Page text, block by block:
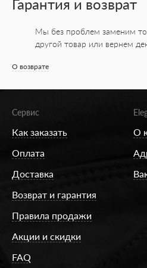
Гарантия и возврат
Мы без проблем заменим
другой товар или вернем
О возврате
Сервис
Как заказать
Оплата
Доставка
Возврат и гарантия
Правила продажи
Акции и скидки
FAQ
О